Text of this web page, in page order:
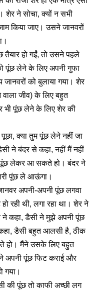
शेर ने सोचा, क्यों न सभी
किया जाए। उसने जानवरों
तैयार हो गईं, तो उसने पहले
पूंछ लेने के लिए अपनी गुफा
को बुलाया गया। शेर
जीव) के लिए बहुत
भी पूंछ लेने के लिए शेर की
क्या तुम पूंछ लेने नहीं जा
ने बंदर से कहा, नहीं मैं नहीं
पूंछ लेकर आ सकते हो। बंदर ने
पूंछ ले आऊंगा।
अपनी-अपनी पूंछ लगवा
रही थी, लगा रहा था। शेर ने
ने कहा, डैसी ने मुझे अपनी पूंछ
डैसी बहुत आलसी है, ठीक
हो। मैंने उसके लिए बहुत
अपनी पूंछ फिट कराई और
गया।
की पूंछ तो काफी अच्छी लग